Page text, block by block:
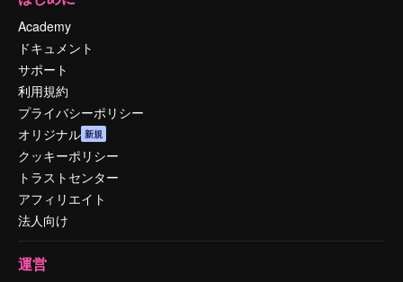
Academy
ドキュメント
サポート
利用規約
プライバシーポリシー
オリジナル 新規
クッキーポリシー
トラストセンター
アフィリエイト
法人向け
運営